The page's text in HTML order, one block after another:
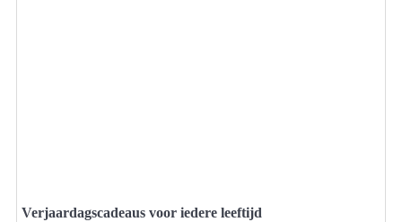
Verjaardagscadeaus voor iedere leeftijd